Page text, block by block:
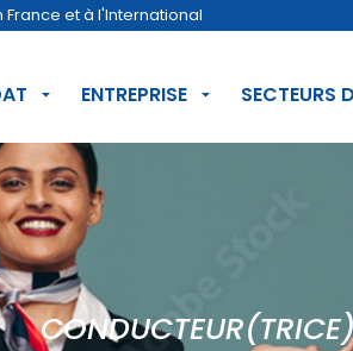
et à l'International
ENTREPRISE SECTEURS